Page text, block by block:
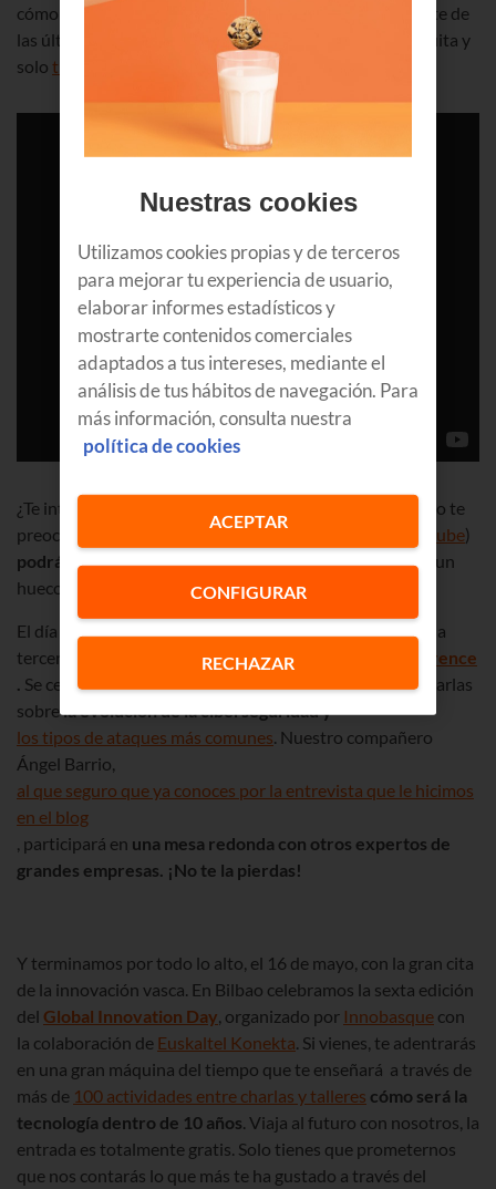
cómo
el Big Data puede ayudarte
a emprender y entérate de
las últimas novedades en marketing. La entrada es gratuita y
solo tienes que inscribirte aquí.
¿Te interesa mucho, pero ese día no vas a poder venir? No te
preocupes: en nuestras redes sociales (
Youtube)
podrás seguir el foro endirectoo verlo cuando tengas un
hueco.
El día 18 nos trasladamos a la capital guipuzcoana para la
tercera y última jornada deDonostia Cyber Sec Conference
Se celebra en Tabakalera y te ofrecerá un montón de charlas
sobrela evolución de la ciberseguridad y
los tipos de ataques más comunes . Nuestro compañero
Ángel Barrio,
al que seguro que ya conoces por la entrevista que le hicimos
en el blog
, participará en una mesa redonda con otros expertos de
grandes empresas. ¡No te la pierdas!
Y terminamos por todo lo alto, el 16 de mayo, con la gran cita
de la innovación vasca. En Bilbao celebramos la sexta edición
del Global Innovation Day , organizado por Innobasque con
la colaboración de Euskaltel Konekta . Si vienes, te adentrarás
en una gran máquina del tiempo que te enseñará a través de
más de 100 actividades entre charlas y talleres cómo será la
tecnología dentro de 10 años . Viaja al futuro con nosotros, la
entrada es totalmente gratis. Solo tienes que prometernos
que nos contarás lo que más te ha gustado a través del
Nuestras cookies
Utilizamos cookies propias y de terceros
para mejorar tu experiencia de usuario,
elaborar informes estadísticos y
mostrarte contenidos comerciales
adaptados a tus intereses, mediante el
análisis de tus hábitos de navegación. Para
más información, consulta nuestra
política de cookies
CONFIGURAR
RECHAZAR
ACEPTAR